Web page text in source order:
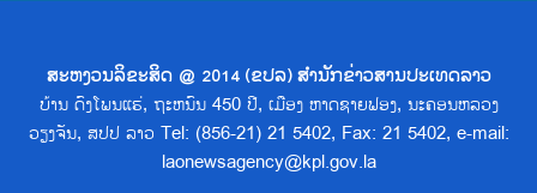
ສະຫງວນລິຂະສິດ @ 2014 (ຂປລ) ສຳນັກຂ່າວສານປະເທດລາວ
ບ້ານ ດົງໂພນແຮ່, ຖະຫນົນ 450 ປີ, ເມືອງ ຫາດຊາຍຟອງ, ນະຄອນຫລວງ
ວຽງຈັນ, ສປປ ລາວ Tel: (856-21) 21 5402, Fax: 21 5402, e-mail:
laonewsagency@kpl.gov.la